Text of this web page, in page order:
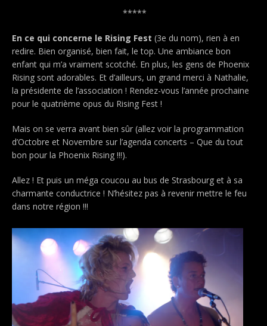
*****
En ce qui concerne le Rising Fest (3e du nom), rien à en
redire. Bien organisé, bien fait, le top. Une ambiance bon
enfant qui m’a vraiment scotché. En plus, les gens de Phoenix
Rising sont adorables. Et d’ailleurs, un grand merci à Nathalie,
la présidente de l’association ! Rendez-vous l’année prochaine
pour le quatrième opus du Rising Fest !
Mais on se verra avant bien sûr (allez voir la programmation
d’Octobre et Novembre sur l’agenda concerts – Que du tout
bon pour la Phoenix Rising !!!).
Allez ! Et puis un méga coucou au bus de Strasbourg et à sa
charmante conductrice ! N’hésitez pas à revenir mettre le feu
dans notre région !!!